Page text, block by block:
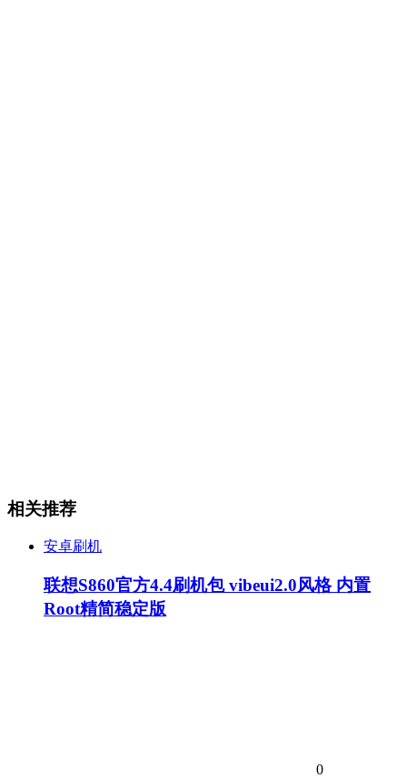
相关推荐
安卓刷机
联想S860官方4.4刷机包 vibeui2.0风格 内置
Root精简稳定版
0